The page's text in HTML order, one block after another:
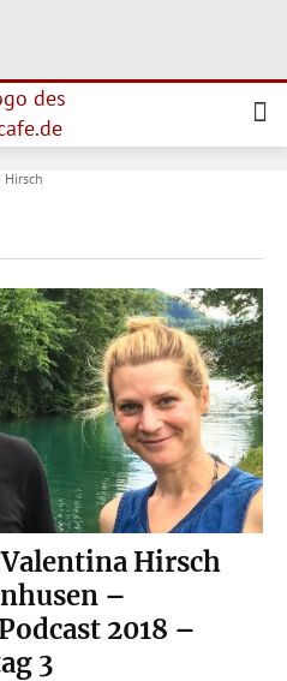
Hirsch
–
2018 –
3